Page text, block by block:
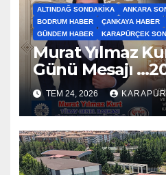
ALTINDAĞ SONDAKIKA
ANKARA
BODRUM HABER
ÇANKAYA HABER
GÜNDEM HABER
KARAPÜRÇEK
Murat Yılmaz
Günü Mesajı
TEM 24, 2026